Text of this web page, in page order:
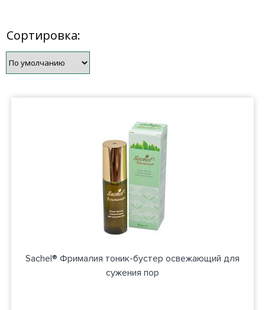
Сортировка:
Sachel® Фрималия тоник-бустер освежающий для
сужения пор